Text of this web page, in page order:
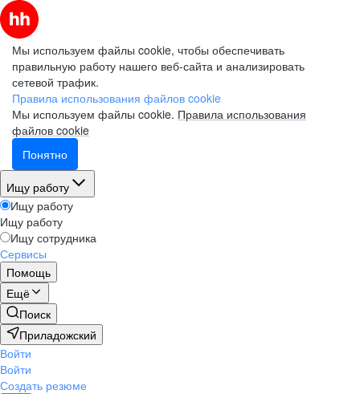
Мы используем файлы cookie, чтобы обеспечивать
правильную работу нашего веб-сайта и анализировать
сетевой трафик.
Правила использования файлов cookie
Мы используем файлы cookie. Правила использования
файлов cookie
Понятно
Ищу работу
Ищу работу
Ищу работу
Ищу сотрудника
Сервисы
Помощь
Ещё
Поиск
Приладожский
Войти
Войти
Создать резюме